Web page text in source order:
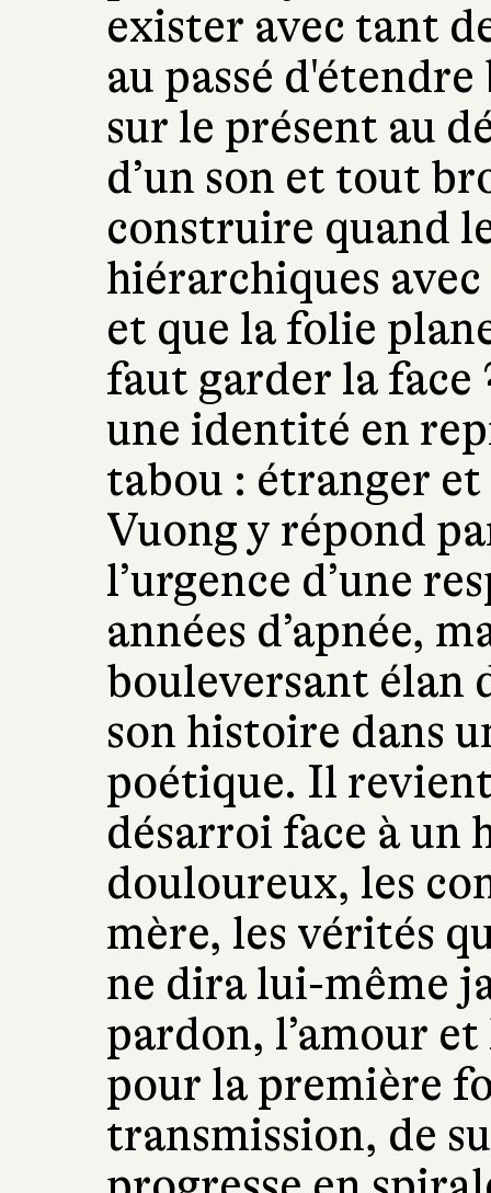
exister avec tant
au passé
sur le présent au
d’un son et tout
construire quand
hiérarchiques
et que la folie
faut garder la face
une identité en
tabou : étranger et
Vuong y répond
l’urgence d’une
années d’apnée,
bouleversant élan
son histoire dans
poétique. Il revient
désarroi face à un
douloureux, les
mère, les vérités
ne dira lui-même
pardon, l’amour
pour la première
transmission, de